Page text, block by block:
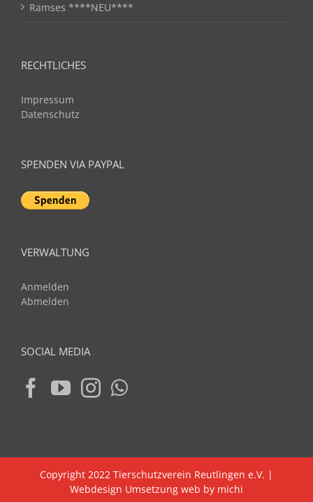
Ramses ****NEU****
RECHTLICHES
Impressum
Datenschutz
SPENDEN VIA PAYPAL
VERWALTUNG
Anmelden
Abmelden
SOCIAL MEDIA
Copyright 2022 Tierschutzverein Reutlingen e.V. |
Webdesign Umsetzung web by michi